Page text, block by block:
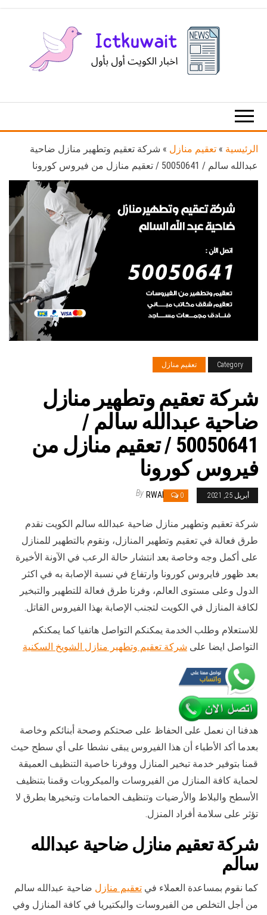
الكويت
الرئيسية » تعقيم منازل » شركة تعقيم وتطهير منازل ضاحية
عبدالله سالم / 50050641 / تعقيم منازل من فيروس كورونا
Category تعقيم منازل
شركة تعقيم وتطهير منازل
ضاحية عبدالله سالم /
50050641 / تعقيم منازل من
فيروس كورونا
أبريل 25, 2021 0
By RWAN
شركة تعقيم وتطهير منازل ضاحية عبدالله سالم الكويت نقدم
طرق فعالة في تعقيم وتطهير المنازل، ونقوم بالتطهير للمنازل
على أكمل وجه وخاصة بعد انتشار حالة الرعب في الآونة الأخيرة
بعد ظهور فايروس كورونا وارتفاع في نسبة الإصابة به في اكثر
الدول وعلى مستوى العالم، وفرنا طرق فعالة للتطهير والتبخير
لكافة المنازل في الكويت لتجنب الإصابة بهذا الفيروس القاتل.
للاستعلام وطلب الخدمة يمكنكم التواصل هاتفيا كما يمكنكم
التواصل ايضا على شركة تعقيم وتطهير منازل الشويخ السكنية
هدفنا ان نعمل على الحفاظ على صحتكم وصحة أبنائكم وخاصة
بعدما أكد الأطباء أن هذا الفيروس يبقى نشطا على أي سطح حيث
قمنا بتوفير خدمة تبخير المنازل ووفرنا خاصية التنظيف العميقة
لحماية كافة المنازل من الفيروسات والميكروبات وقمنا بتنظيف
الأسطح والبلاط والأرضيات وتنظيف الحمامات وتبخيرها بطرق لا
تؤثر على سلامة أفراد المنزل.
شركة تعقيم منازل ضاحية عبدالله
سالم
كما نقوم بمساعدة العملاء في تعقيم منازل ضاحية عبدالله سالم
من أجل التخلص من الفيروسات والبكتيريا في كافة المنازل وفي